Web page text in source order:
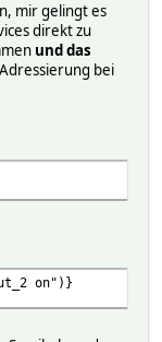
aus");
mir gelingt es
direkt zu
und das
bei
on")}